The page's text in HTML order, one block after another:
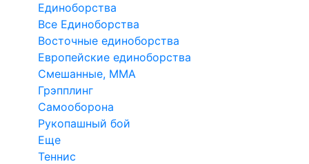
Единоборства
Все Единоборства
Восточные единоборства
Европейские единоборства
Смешанные, ММА
Грэпплинг
Самооборона
Рукопашный бой
Еще
Теннис